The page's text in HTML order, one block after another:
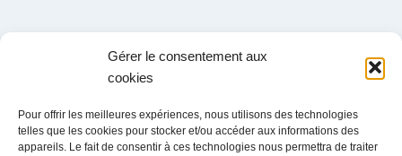
Gérer le consentement aux
cookies
Pour offrir les meilleures expériences, nous utilisons des technologies
telles que les cookies pour stocker et/ou accéder aux informations des
appareils. Le fait de consentir à ces technologies nous permettra de traiter
Ch. du Grandsonnet 3
1422 Grandson